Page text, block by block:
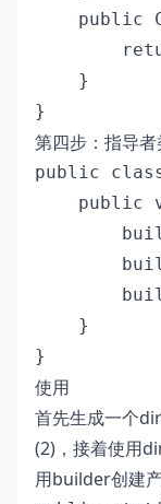
public
    }
}
第四步：指导
public
public
    }
}
使用
首先生成一个
(2)，接着使用
用builder创建产